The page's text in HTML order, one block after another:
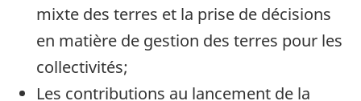
mixte des terres et la prise de décisions
en matière de gestion des terres pour les
collectivités;
Les contributions au lancement de la